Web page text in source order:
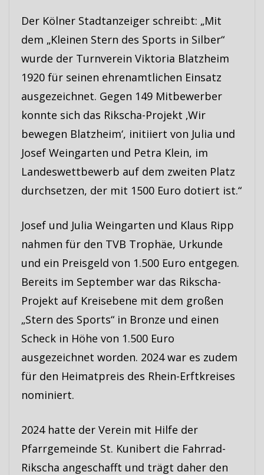
Der Kölner Stadtanzeiger schreibt: „Mit
dem „Kleinen Stern des Sports in Silber“
wurde der Turnverein Viktoria Blatzheim
1920 für seinen ehrenamtlichen Einsatz
ausgezeichnet. Gegen 149 Mitbewerber
konnte sich das Rikscha-Projekt ‚Wir
bewegen Blatzheim‘, initiiert von Julia und
Josef Weingarten und Petra Klein, im
Landeswettbewerb auf dem zweiten Platz
durchsetzen, der mit 1500 Euro dotiert ist.“
Josef und Julia Weingarten und Klaus Ripp
nahmen für den TVB Trophäe, Urkunde
und ein Preisgeld von 1.500 Euro entgegen.
Bereits im September war das Rikscha-
Projekt auf Kreisebene mit dem großen
„Stern des Sports“ in Bronze und einen
Scheck in Höhe von 1.500 Euro
ausgezeichnet worden. 2024 war es zudem
für den Heimatpreis des Rhein-Erftkreises
nominiert.
2024 hatte der Verein mit Hilfe der
Pfarrgemeinde St. Kunibert die Fahrrad-
Rikscha angeschafft und trägt daher den